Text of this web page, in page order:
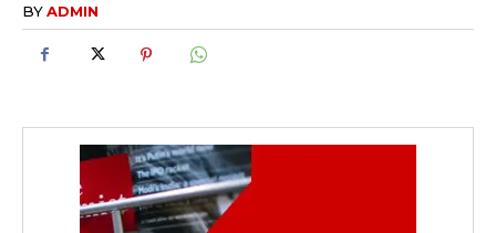
BYADMIN